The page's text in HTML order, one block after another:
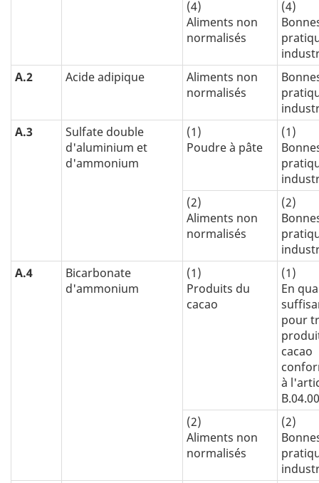
(4)
Aliments non
normalisés
(4)
A.2
Acide adipique
Aliments non
normalisés
A.3
Sulfate double
d'aluminium et
d'ammonium
(1)
Poudre à pâte
(1)
(2)
Aliments non
normalisés
(2)
A.4
Bicarbonate
d'ammonium
(1)
Produits du
cacao
(1)
En
pour
cacao
à
(2)
Aliments non
normalisés
(2)